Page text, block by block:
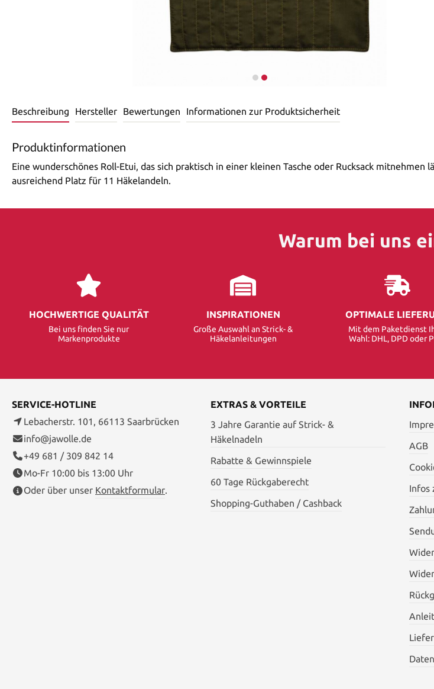
Beschreibung Hersteller Bewertungen Informationen zur Produktsicherheit
Produktinformationen
Eine wunderschönes Roll-Etui, das sich praktisch in einer kleinen Tasche oder Rucksack
ausreichend Platz für 11 Häkelandeln.
Warum bei uns
HOCHWERTIGE QUALITÄT
Bei uns finden Sie nur
Markenprodukte
INSPIRATIONEN
Große Auswahl an Strick- &
Häkelanleitungen
OPTIMALE
Mit dem Paketdienst
Wahl: DHL, DPD oder
SERVICE-HOTLINE
Lebacherstr. 101, 66113 Saarbrücken
info@jawolle.de
+49 681 / 309 842 14
Mo-Fr 10:00 bis 13:00 Uhr
Oder über unser Kontaktformular.
EXTRAS & VORTEILE
3 Jahre Garantie auf Strick- &
Häkelnadeln
Rabatte & Gewinnspiele
60 Tage Rückgaberecht
Shopping-Guthaben / Cashback
AGB
Infos